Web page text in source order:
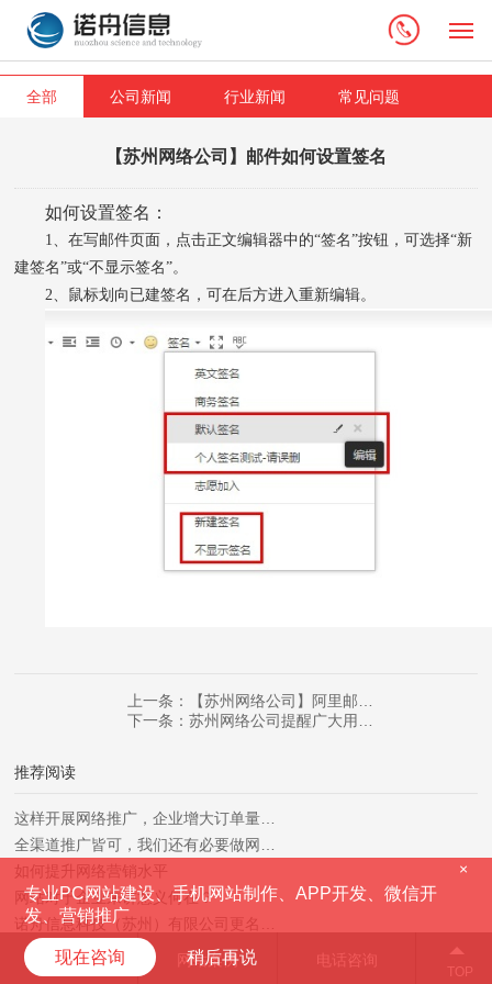
全部 公司新闻 行业新闻 常见问题
【苏州网络公司】邮件如何设置签名
如何设置签名：
1、在写邮件页面，点击正文编辑器中的“签名”按钮，可选择“新
建签名”或“不显示签名”。
2、鼠标划向已建签名，可在后方进入重新编辑。
上一条：【苏州网络公司】阿里邮…
下一条：苏州网络公司提醒广大用…
推荐阅读
这样开展网络推广，企业增大订单量…
全渠道推广皆可，我们还有必要做网…
如何提升网络营销水平
网站对于企业来讲意义何在？
诺舟信息科技（苏州）有限公司更名…
热烈祝贺诺舟信息与昆山市兴安岭物…
服务项目 网站案例 电话咨询
TOP
×
专业PC网站建设、手机网站制作、APP开发、微信开
发、营销推广
现在咨询 稍后再说